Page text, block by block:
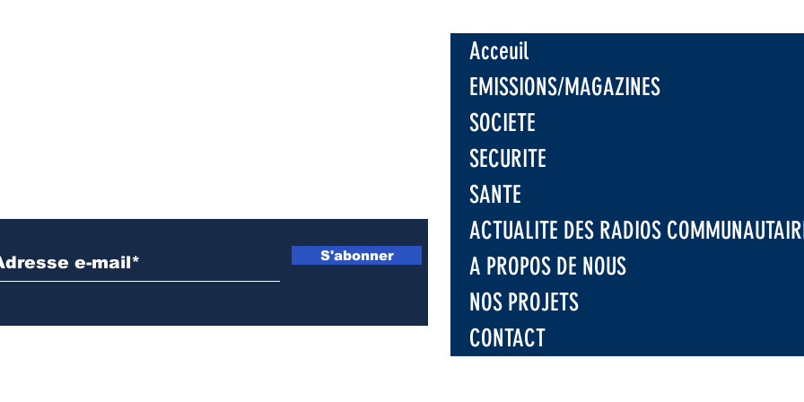
sensibilisations
radiophoniques sur la
propagation d'Ebola
S'abonner
Acceuil
EMISSIONS/MAGAZINES
SOCIETE
SECURITE
SANTE
ACTUALITE DES RADIOS
A PROPOS DE NOUS
NOS PROJETS
CONTACT